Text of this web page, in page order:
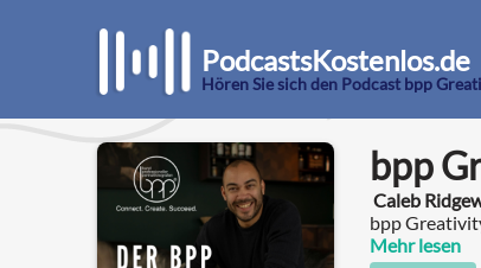
PodcastsKostenlos.de
Hören Sie sich den Podcast bpp
bpp
Caleb
bpp
mehr wollen.
Mehr lesen